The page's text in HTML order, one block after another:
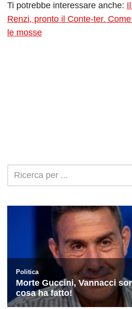
Ti potrebbe interessare anche:
Renzi, pronto il Conte-ter.
le mosse